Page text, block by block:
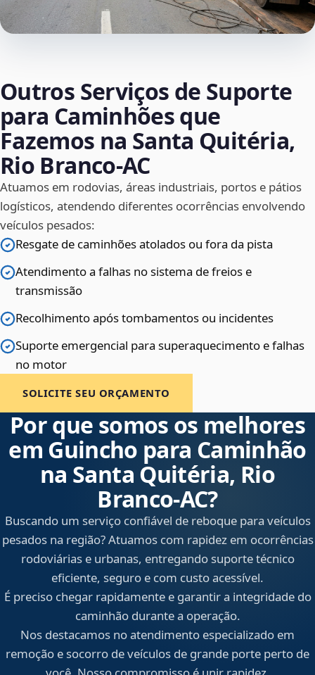
Outros Serviços de Suporte
para Caminhões que
Fazemos na Santa Quitéria,
Rio Branco‑AC
Atuamos em rodovias, áreas industriais, portos e pátios
logísticos, atendendo diferentes ocorrências envolvendo
veículos pesados:
Resgate de caminhões atolados ou fora da pista
Atendimento a falhas no sistema de freios e
transmissão
Recolhimento após tombamentos ou incidentes
Suporte emergencial para superaquecimento e falhas
no motor
SOLICITE SEU ORÇAMENTO
Por que somos os melhores
em Guincho para Caminhão
na Santa Quitéria, Rio
Branco‑AC?
Buscando um serviço confiável de reboque para veículos
pesados na região? Atuamos com rapidez em ocorrências
rodoviárias e urbanas, entregando suporte técnico
eficiente, seguro e com custo acessível.
É preciso chegar rapidamente e garantir a integridade do
caminhão durante a operação.
Nos destacamos no atendimento especializado em
remoção e socorro de veículos de grande porte perto de